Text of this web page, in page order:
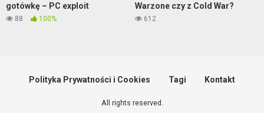
gotówkę – PC exploit
88 100%
Warzone czy z Cold War?
612
Polityka Prywatności i Cookies Tagi Kontakt
All rights reserved.